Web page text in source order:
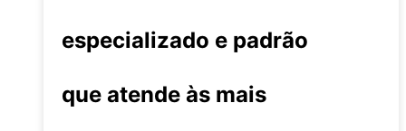
especializado e padrão
que atende às mais